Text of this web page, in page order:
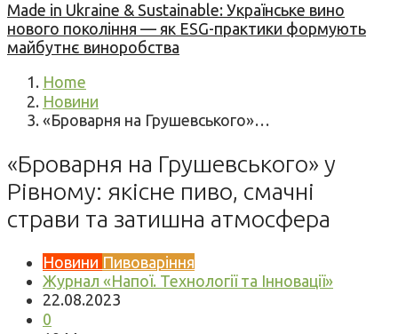
Made in Ukraine & Sustainable: Українське вино
нового покоління — як ESG-практики формують
майбутнє виноробства
Home
Новини
«Броварня на Грушевського»…
«Броварня на Грушевського» у
Рівному: якісне пиво, смачні
страви та затишна атмосфера
Новини Пивоваріння
Журнал «Напої. Технології та Інновації»
22.08.2023
0